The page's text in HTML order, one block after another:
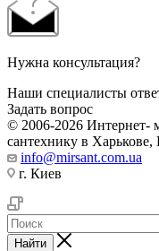
Нужна консультация?
Наши специалисты
Задать вопрос
© 2006-2026 Интернет-
сантехнику в Харькове,
info@mirsant.com.ua
г. Киев
Найти